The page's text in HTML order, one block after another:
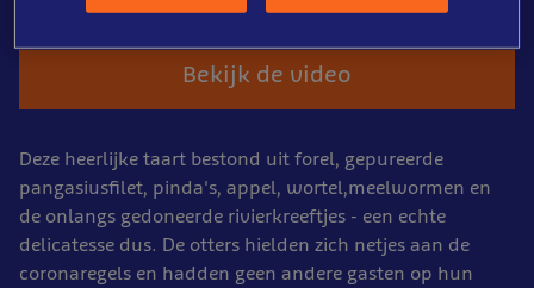
Bekijk de video
Deze heerlijke taart bestond uit forel, gepureerde
pangasiusfilet, pinda's, appel, wortel,meelwormen en
de onlangs gedoneerde rivierkreeftjes - een echte
delicatesse dus. De otters hielden zich netjes aan de
coronaregels en hadden geen andere gasten op hun